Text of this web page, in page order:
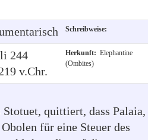
Schreibweise:
244
v.Chr.
Herkunft: Elephantine
(Ombites)
Stotuet, quittiert, dass Palaia,
für eine Steuer des